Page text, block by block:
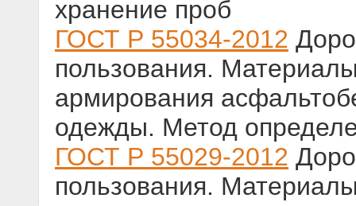
хранение проб
ГОСТ Р 55034-2012
пользования.
армирования
одежды. Метод
ГОСТ Р 55029-2012
пользования.